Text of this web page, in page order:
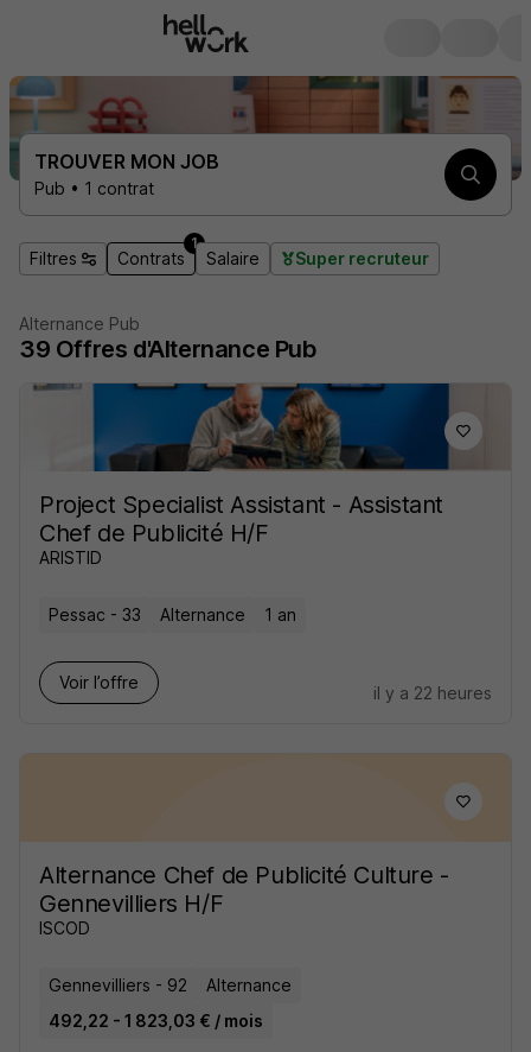
TROUVER MON JOB
Pub • 1 contrat
Filtres Contrats
1
Salaire Super recruteur
Alternance Pub
39 Offres d'Alternance Pub
Project Specialist Assistant - Assistant
Chef de Publicité H/F
ARISTID
Pessac - 33 Alternance 1 an
Voir l’offre
il y a 22 heures
Alternance Chef de Publicité Culture -
Gennevilliers H/F
ISCOD
Gennevilliers - 92
Alternance
492,22 - 1 823,03 € / mois